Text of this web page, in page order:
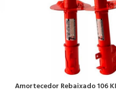
Amortecedor Rebaixado 106